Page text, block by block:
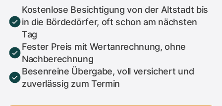
Kostenlose Besichtigung von der Altstadt bis
in die Bördedörfer, oft schon am nächsten
Tag
Fester Preis mit Wertanrechnung, ohne
Nachberechnung
Besenreine Übergabe, voll versichert und
zuverlässig zum Termin